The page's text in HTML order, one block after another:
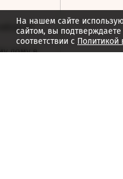
от
дому в
На нашем сайте
сайтом, вы подтверждаете
соответствии с Политикой